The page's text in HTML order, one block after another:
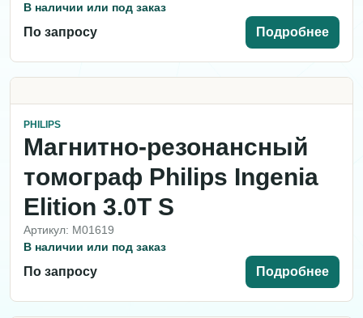
В наличии или под заказ
По запросу Подробнее
PHILIPS
Магнитно-резонансный
томограф Philips Ingenia
Elition 3.0T S
Артикул: M01619
В наличии или под заказ
По запросу Подробнее